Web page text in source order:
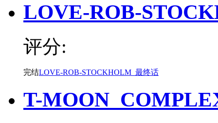
LOVE-ROB-
评分:
完结LOVE-ROB-STOCKHOLM_最终话
T-